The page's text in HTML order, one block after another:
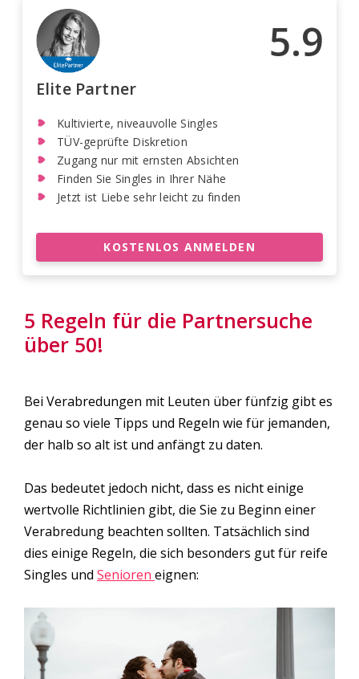
5.9
Elite Partner
Kultivierte, niveauvolle Singles
TÜV-geprüfte Diskretion
Zugang nur mit ernsten Absichten
Finden Sie Singles in Ihrer Nähe
Jetzt ist Liebe sehr leicht zu finden
KOSTENLOS ANMELDEN
5 Regeln für die Partnersuche
über 50!
Bei Verabredungen mit Leuten über fünfzig gibt es
genau so viele Tipps und Regeln wie für jemanden,
der halb so alt ist und anfängt zu daten.
Das bedeutet jedoch nicht, dass es nicht einige
wertvolle Richtlinien gibt, die Sie zu Beginn einer
Verabredung beachten sollten. Tatsächlich sind
dies einige Regeln, die sich besonders gut für reife
Singles und Senioren eignen: